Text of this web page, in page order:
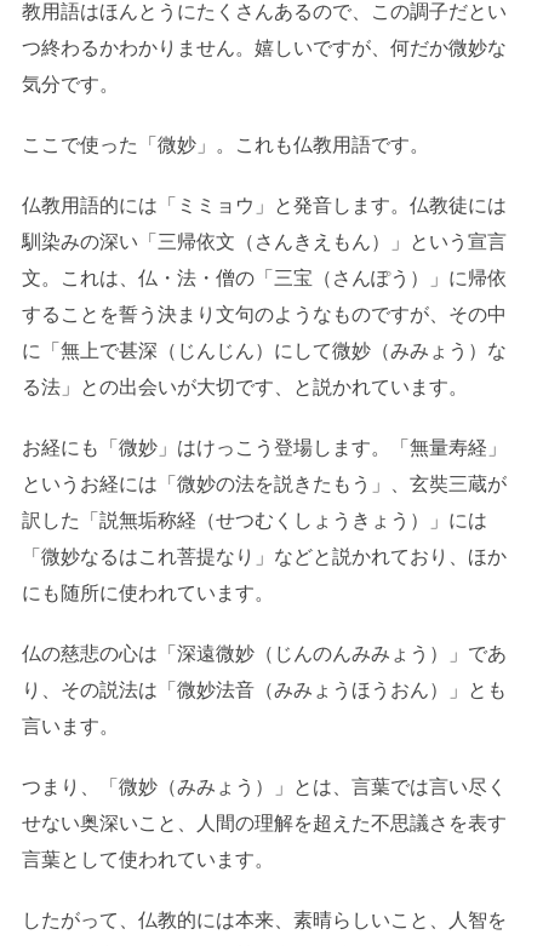
教用語はほんとうにたくさんあるので、この調子だとい
つ終わるかわかりません。嬉しいですが、何だか微妙な
気分です。
ここで使った「微妙」。これも仏教用語です。
仏教用語的には「ミミョウ」と発音します。仏教徒には
馴染みの深い「三帰依文（さんきえもん）」という宣言
文。これは、仏・法・僧の「三宝（さんぽう）」に帰依
することを誓う決まり文句のようなものですが、その中
に「無上で甚深（じんじん）にして微妙（みみょう）な
る法」との出会いが大切です、と説かれています。
お経にも「微妙」はけっこう登場します。「無量寿経」
というお経には「微妙の法を説きたもう」、玄奘三蔵が
訳した「説無垢称経（せつむくしょうきょう）」には
「微妙なるはこれ菩提なり」などと説かれており、ほか
にも随所に使われています。
仏の慈悲の心は「深遠微妙（じんのんみみょう）」であ
り、その説法は「微妙法音（みみょうほうおん）」とも
言います。
つまり、「微妙（みみょう）」とは、言葉では言い尽く
せない奥深いこと、人間の理解を超えた不思議さを表す
言葉として使われています。
したがって、仏教的には本来、素晴らしいこと、人智を